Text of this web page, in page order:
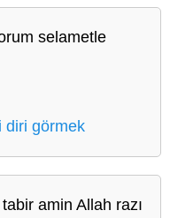
selametle
diri görmek
amin Allah razı